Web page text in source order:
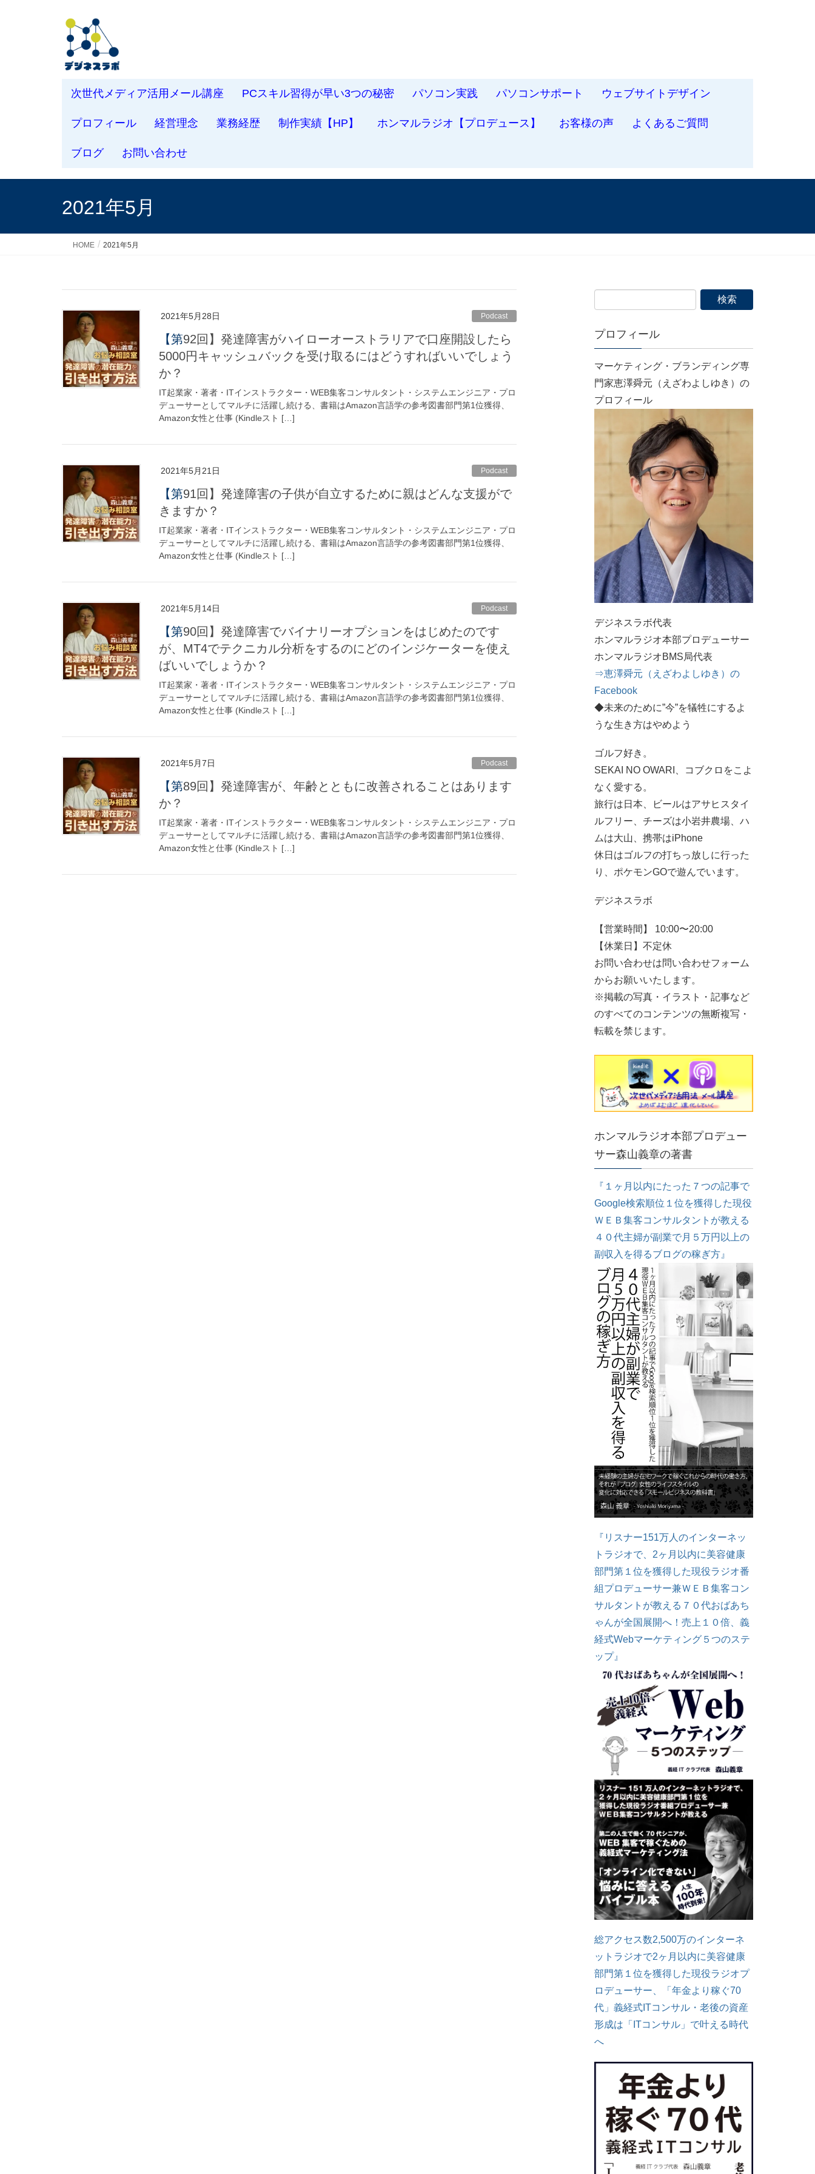
次世代メディア活用メール講座 PCスキル習得が早い3つの秘密 パソコン実践 パソコンサポート ウェブサイトデザイン
プロフィール 経営理念 業務経歴 制作実績【HP】 ホンマルラジオ【プロデュース】 お客様の声 よくあるご質問
ブログ お問い合わせ
2021年5月
HOME 2021年5月
2021年5月28日 Podcast
【第92回】発達障害がハイローオーストラリアで口座開設したら
5000円キャッシュバックを受け取るにはどうすればいいでしょう
か？
IT起業家・著者・ITインストラクター・WEB集客コンサルタント・システムエンジニア・プロ
デューサーとしてマルチに活躍し続ける、書籍はAmazon言語学の参考図書部門第1位獲得、
Amazon女性と仕事 (Kindleスト […]
2021年5月21日 Podcast
【第91回】発達障害の子供が自立するために親はどんな支援がで
きますか？
IT起業家・著者・ITインストラクター・WEB集客コンサルタント・システムエンジニア・プロ
デューサーとしてマルチに活躍し続ける、書籍はAmazon言語学の参考図書部門第1位獲得、
Amazon女性と仕事 (Kindleスト […]
2021年5月14日 Podcast
【第90回】発達障害でバイナリーオプションをはじめたのです
が、MT4でテクニカル分析をするのにどのインジケーターを使え
ばいいでしょうか？
IT起業家・著者・ITインストラクター・WEB集客コンサルタント・システムエンジニア・プロ
デューサーとしてマルチに活躍し続ける、書籍はAmazon言語学の参考図書部門第1位獲得、
Amazon女性と仕事 (Kindleスト […]
2021年5月7日 Podcast
【第89回】発達障害が、年齢とともに改善されることはあります
か？
IT起業家・著者・ITインストラクター・WEB集客コンサルタント・システムエンジニア・プロ
デューサーとしてマルチに活躍し続ける、書籍はAmazon言語学の参考図書部門第1位獲得、
Amazon女性と仕事 (Kindleスト […]
プロフィール
マーケティング・ブランディング専
門家恵澤舜元（えざわよしゆき）の
プロフィール
デジネスラボ代表
ホンマルラジオ本部プロデューサー
ホンマルラジオBMS局代表
⇒恵澤舜元（えざわよしゆき）の
Facebook
◆未来のために”今”を犠牲にするよ
うな生き方はやめよう
ゴルフ好き。
SEKAI NO OWARI、コブクロをこよ
なく愛する。
旅行は日本、ビールはアサヒスタイ
ルフリー、チーズは小岩井農場、ハ
ムは大山、携帯はiPhone
休日はゴルフの打ちっ放しに行った
り、ポケモンGOで遊んでいます。
デジネスラボ
【営業時間】 10:00〜20:00
【休業日】不定休
お問い合わせは問い合わせフォーム
からお願いいたします。
※掲載の写真・イラスト・記事など
のすべてのコンテンツの無断複写・
転載を禁じます。
ホンマルラジオ本部プロデュー
サー森山義章の著書
『１ヶ月以内にたった７つの記事で
Google検索順位１位を獲得した現役
ＷＥＢ集客コンサルタントが教える
４０代主婦が副業で月５万円以上の
副収入を得るブログの稼ぎ方』
『リスナー151万人のインターネッ
トラジオで、2ヶ月以内に美容健康
部門第１位を獲得した現役ラジオ番
組プロデューサー兼ＷＥＢ集客コン
サルタントが教える７０代おばあち
ゃんが全国展開へ！売上１０倍、義
経式Webマーケティング５つのステ
ップ』
総アクセス数2,500万のインターネ
ットラジオで2ヶ月以内に美容健康
部門第１位を獲得した現役ラジオプ
ロデューサー、「年金より稼ぐ70
代」義経式ITコンサル・老後の資産
形成は「ITコンサル」で叶える時代
へ